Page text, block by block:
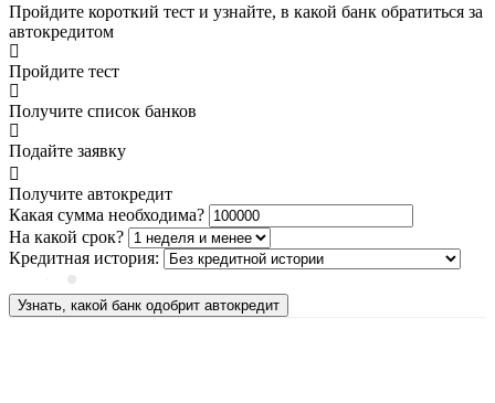
Пройдите короткий тест и узнайте, в какой банк обратиться за
автокредитом
Пройдите тест
Получите список банков
Подайте заявку
Получите автокредит
Какая сумма необходима?
На какой срок?
Кредитная история:
Узнать, какой банк одобрит автокредит